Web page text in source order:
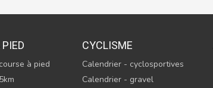
à pied
CYCLISME
Calendrier - cyclosportives
Calendrier - gravel